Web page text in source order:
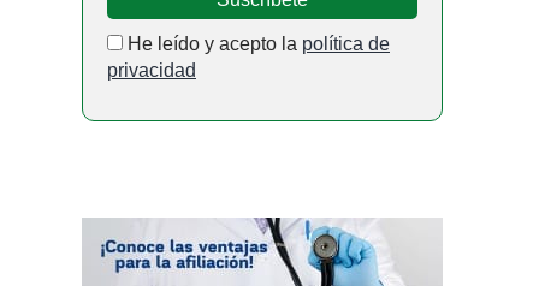
He leído y acepto la política de
privacidad